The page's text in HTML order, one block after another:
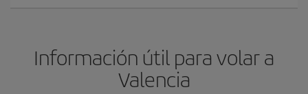
Información útil para volar a
Valencia